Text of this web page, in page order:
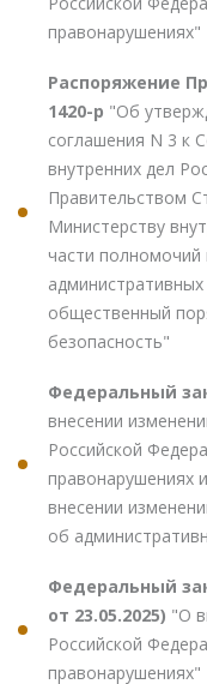
правонарушениях"
Распоряжение
1420-р "Об
соглашения N 3 к
внутренних дел
Правительством
Министерству
части
общественный
безопасность"
Федеральный
внесении
Российской
правонарушениях
внесении
об
Федеральный
от 23.05.2025) "О
Российской
правонарушениях"